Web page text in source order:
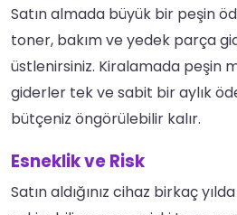
Satın almada büyük bir peşin
toner, bakım ve yedek parça
üstlenirsiniz. Kiralamada peşin
giderler tek ve sabit bir aylık
bütçeniz öngörülebilir kalır.
Esneklik ve Risk
Satın aldığınız cihaz birkaç